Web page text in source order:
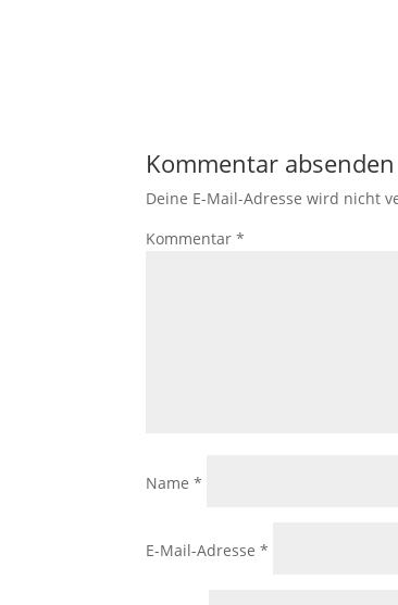
Kommentar absenden
Deine E-Mail-Adresse wird nicht
Kommentar*
Name*
E-Mail-Adresse*